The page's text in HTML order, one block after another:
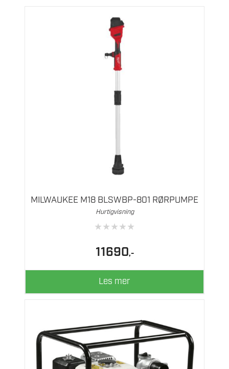
MILWAUKEE M18 BLSWBP-801 RØRPUMPE
Hurtigvisning
★★★★★
11690,-
Les mer